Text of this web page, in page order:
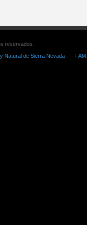
reservados.
Natural de Sierra Nevada FAM